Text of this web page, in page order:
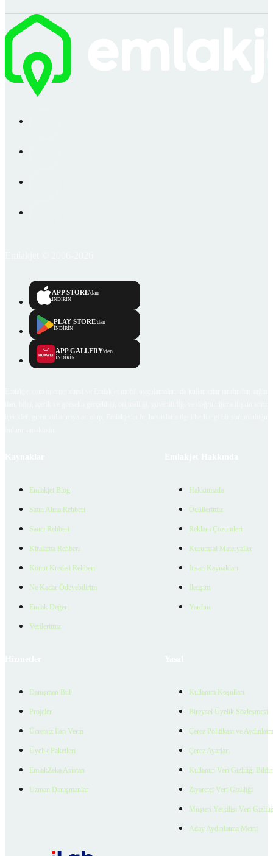
APP STORE'dan
İNDİRİN
PLAY STORE'dan
İNDİRİN
APP GALLERY'den
İNDİRİN
Emlakjet Blog
Satın Alma Rehberi
Satıcı Rehberi
Kiralama Rehberi
Konut Kredisi Rehberi
Ne Kadar Ödeyebilirim
Emlak Değeri
Verilerimiz
Hakkımızda
Ödüllerimiz
Reklam Çözümleri
Kurumsal Materyaller
İnsan Kaynakları
İletişim
Yardım
Danışman Bul
Projeler
Ücretsiz İlan Verin
Üyelik Paketleri
EmlakZeka Asistan
Uzman Danışmanlar
Kullanım Koşulları
Bireysel Üyelik Sözleşmesi
Çerez Politikası ve
Çerez Ayarları
Kullanıcı Veri Gizliliği
Ziyaretçi Veri Gizliliği
Müşteri Yetkilisi Veri
Aday Aydınlatma Metni